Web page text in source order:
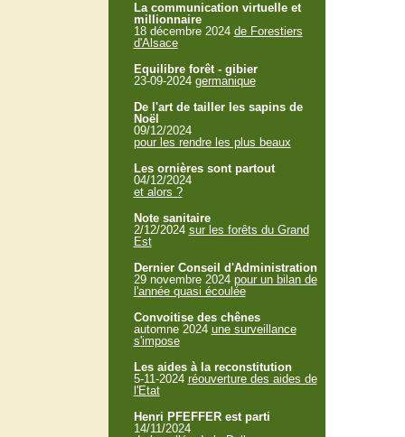
La communication virtuelle et
millionnaire
18 décembre 2024 de Forestiers
d'Alsace
Equilibre forêt - gibier
23-09-2024 germanique
De l'art de tailler les sapins de
Noël
09/12/2024
pour les rendre les plus beaux
Les ornières sont partout
04/12/2024
et alors ?
Note sanitaire
2/12/2024 sur les forêts du Grand
Est
Dernier Conseil d'Administration
29 novembre 2024 pour un bilan de
l'année quasi écoulée
Convoitise des chênes
automne 2024 une surveillance
s'impose
Les aides à la reconstitution
5-11-2024 réouverture des aides de
l'Etat
Henri PFEFFER est parti
14/11/2024